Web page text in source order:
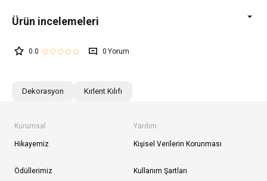
0.0 0
Dekorasyon Kırlent Kılıfı
Kurumsal
Hikayemiz
Ödüllerimiz
Yardım
Kişisel Verilerin Korunması
Kullanım Şartları